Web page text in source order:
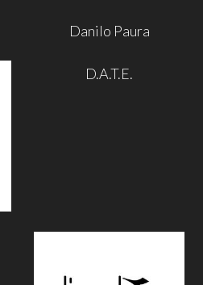
Danilo Paura
D.A.T.E.